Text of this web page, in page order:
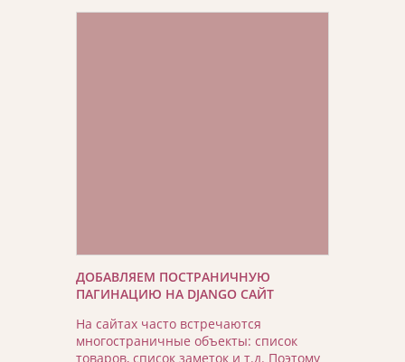
ДОБАВЛЯЕМ ПОСТРАНИЧНУЮ
ПАГИНАЦИЮ НА DJANGO САЙТ
На сайтах часто встречаются
многостраничные объекты: список
товаров, список заметок и т.д. Поэтому